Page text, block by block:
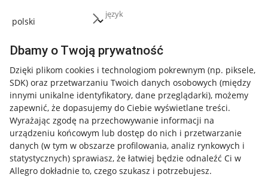
język
Dbamy o Twoją prywatność
Dzięki plikom cookies i technologiom pokrewnym (np. piksele,
SDK) oraz przetwarzaniu Twoich danych osobowych (między
innymi unikalne identyfikatory, dane przeglądarki), możemy
zapewnić, że dopasujemy do Ciebie wyświetlane treści.
Wyrażając zgodę na przechowywanie informacji na
urządzeniu końcowym lub dostęp do nich i przetwarzanie
danych (w tym w obszarze profilowania, analiz rynkowych i
statystycznych) sprawiasz, że łatwiej będzie odnaleźć Ci w
Allegro dokładnie to, czego szukasz i potrzebujesz.